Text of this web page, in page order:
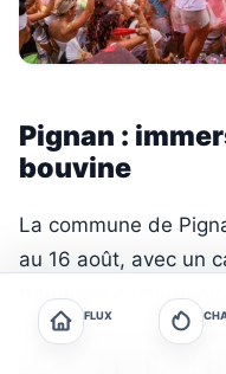
Pignan :
bouvine
La commune de
au 16 août, avec un
traditions
FLUX